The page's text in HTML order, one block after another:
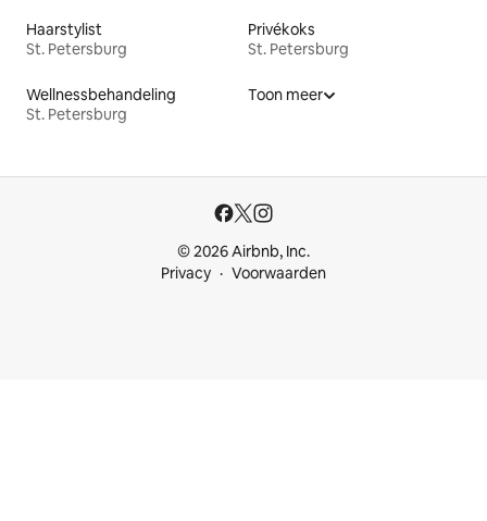
Haarstylist
St. Petersburg
Privékoks
St. Petersburg
Wellnessbehandeling
St. Petersburg
Toon meer
© 2026 Airbnb, Inc.
Privacy
Voorwaarden